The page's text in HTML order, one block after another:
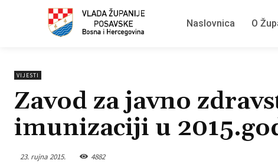
Naslovnica O
VIJESTI
Zavod za javno
imunizaciji u
23. rujna 2015. 4882